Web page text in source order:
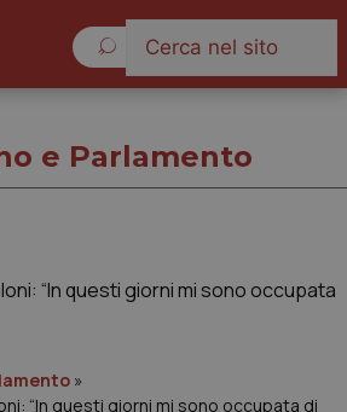
e Parlamento
»
“In questi giorni mi sono occupata di